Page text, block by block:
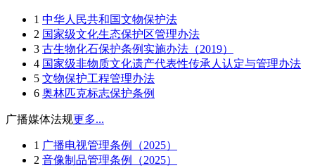
1 中华人民共和国文物保护法
2 国家级文化生态保护区管理办法
3 古生物化石保护条例实施办法（2019）
4 国家级非物质文化遗产代表性传承人认定与管理办法
5 文物保护工程管理办法
6 奥林匹克标志保护条例
广播媒体法规更多...
1 广播电视管理条例（2025）
2 音像制品管理条例（2025）